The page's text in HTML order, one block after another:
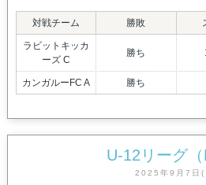
対戦チーム 勝敗
ラビットキッカ
ーズ C
勝ち
カンガルーFC A 勝ち
U-12リーグ（
2025年9月7日(